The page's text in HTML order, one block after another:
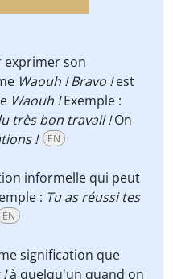
son
Waouh ! Bravo !est
Waouh !Exemple :
très bon travail !On
! EN
informelle qui peut
: Tu as réussi tes
EN
signification que
!à quelqu'un quand on